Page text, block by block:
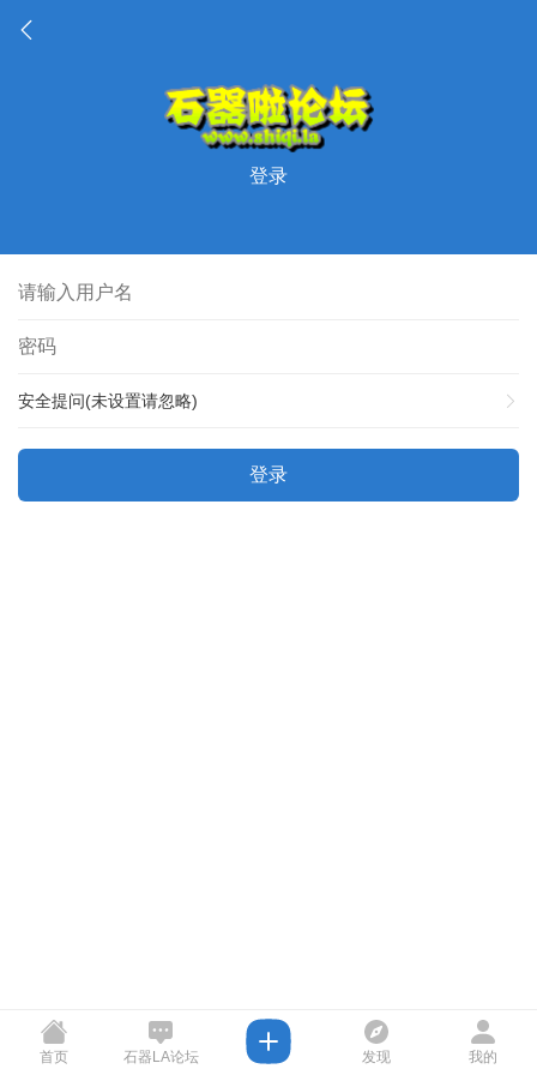
登录
安全提问(未设置请忽略)
登录
首页 石器LA论坛 发现 我的